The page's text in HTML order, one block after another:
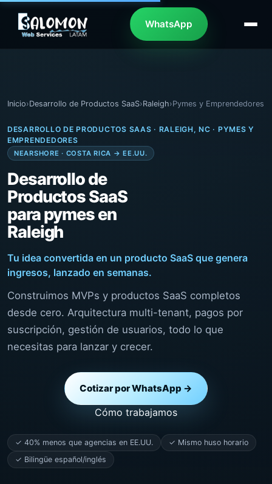
WhatsApp
Inicio›Desarrollo de Productos SaaS›Raleigh›Pymes y Emprendedores
DESARROLLO DE PRODUCTOS SAAS · RALEIGH, NC · PYMES Y
EMPRENDEDORES
NEARSHORE · COSTA RICA → EE.UU.
Desarrollo de
Productos SaaS
para pymes en
Raleigh
Tu idea convertida en un producto SaaS que genera
ingresos, lanzado en semanas.
Construimos MVPs y productos SaaS completos
desde cero. Arquitectura multi-tenant, pagos por
suscripción, gestión de usuarios, todo lo que
necesitas para lanzar y crecer.
Cotizar por WhatsApp →
Cómo trabajamos
✓ 40% menos que agencias en EE.UU.
✓ Mismo huso horario
✓ Bilingüe español/inglés